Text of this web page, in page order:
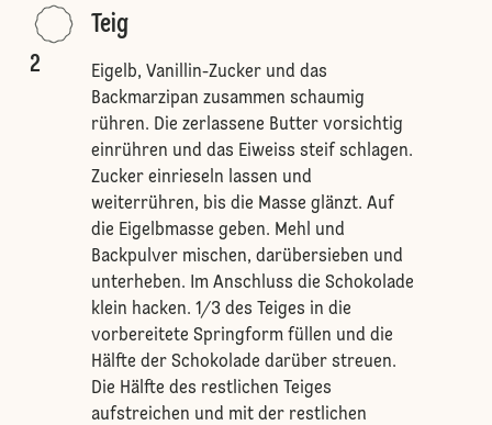
2
Teig
Eigelb, Vanillin-Zucker und das
Backmarzipan zusammen schaumig
rühren. Die zerlassene Butter vorsichtig
einrühren und das Eiweiss steif schlagen.
Zucker einrieseln lassen und
weiterrühren, bis die Masse glänzt. Auf
die Eigelbmasse geben. Mehl und
Backpulver mischen, darübersieben und
unterheben. Im Anschluss die Schokolade
klein hacken. 1/3 des Teiges in die
vorbereitete Springform füllen und die
Hälfte der Schokolade darüber streuen.
Die Hälfte des restlichen Teiges
aufstreichen und mit der restlichen